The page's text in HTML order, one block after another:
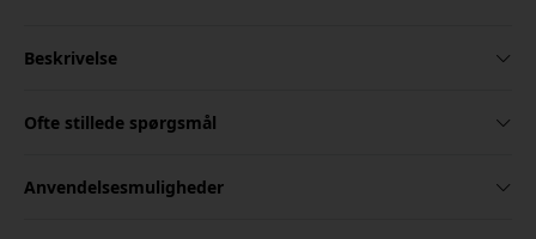
Beskrivelse
Ofte stillede spørgsmål
Anvendelsesmuligheder